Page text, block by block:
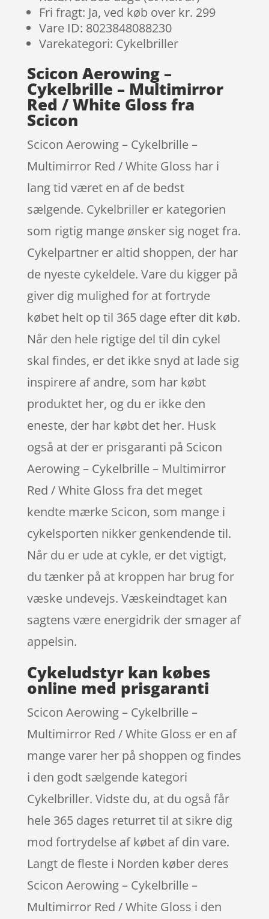
Fri fragt: Ja, ved køb over kr. 299
Vare ID: 8023848088230
Varekategori: Cykelbriller
Scicon Aerowing –
Cykelbrille – Multimirror
Red / White Gloss fra
Scicon
Scicon Aerowing – Cykelbrille –
Multimirror Red / White Gloss har i
lang tid været en af de bedst
sælgende. Cykelbriller er kategorien
som rigtig mange ønsker sig noget fra.
Cykelpartner er altid shoppen, der har
de nyeste cykeldele. Vare du kigger på
giver dig mulighed for at fortryde
købet helt op til 365 dage efter dit køb.
Når den hele rigtige del til din cykel
skal findes, er det ikke snyd at lade sig
inspirere af andre, som har købt
produktet her, og du er ikke den
eneste, der har købt det her. Husk
også at der er prisgaranti på Scicon
Aerowing – Cykelbrille – Multimirror
Red / White Gloss fra det meget
kendte mærke Scicon, som mange i
cykelsporten nikker genkendende til.
Når du er ude at cykle, er det vigtigt,
du tænker på at kroppen har brug for
væske undevejs. Væskeindtaget kan
sagtens være energidrik der smager af
appelsin.
Cykeludstyr kan købes
online med prisgaranti
Scicon Aerowing – Cykelbrille –
Multimirror Red / White Gloss er en af
mange varer her på shoppen og findes
i den godt sælgende kategori
Cykelbriller. Vidste du, at du også får
hele 365 dages returret til at sikre dig
mod fortrydelse af købet af din vare.
Langt de fleste i Norden køber deres
Scicon Aerowing – Cykelbrille –
Multimirror Red / White Gloss i den